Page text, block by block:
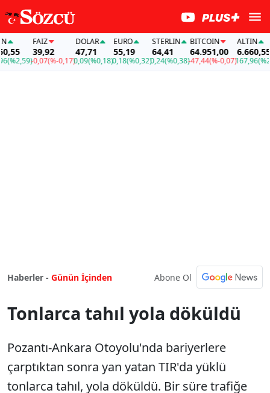
FAİZ
39,92
-0,07(%-0,17)
DOLAR
47,71
0,09(%0,18)
EURO
55,19
0,18(%0,32)
STERLIN
64,41
0,24(%0,38)
BITCOIN
64.951,00
-47,44(%-0,07)
ALTIN
6.660,55
167,96
Haberler - Günün İçinden Abone Ol
Tonlarca tahıl yola döküldü
Pozantı-Ankara Otoyolu'nda bariyerlere
çarptıktan sonra yan yatan TIR'da yüklü
tonlarca tahıl, yola döküldü. Bir süre trafiğe